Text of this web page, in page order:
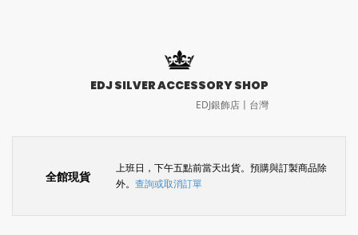
EDJ SILVER ACCESSORY SHOP
EDJ銀飾店〡台灣
全館現貨
上班日，下午五點前當天出貨。預購與訂製商品除
外。 查詢或取消訂單